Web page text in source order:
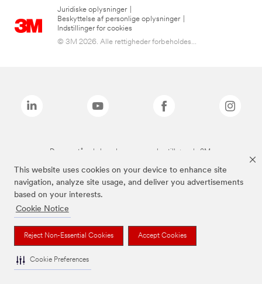
This website uses cookies on your device to enhance site
navigation, analyze site usage, and deliver you advertisements
based on your interests.
Cookie Notice
Reject Non-Essential Cookies Accept Cookies
Cookie Preferences
Juridiske oplysninger
Beskyttelse af personlige oplysninger
Indstillinger for cookies
© 3M 2026. Alle rettigheder forbeholdes...
De ovenstående brands er varemærker tilhørende 3M.